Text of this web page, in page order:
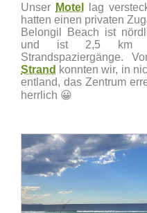
Unser Motel
lag
hatten einen privaten
Belongil Beach ist
und ist 2,5 km
Strandspaziergänge.
Strand konnten wir, in
entland, das Zentrum
herrlich 😀